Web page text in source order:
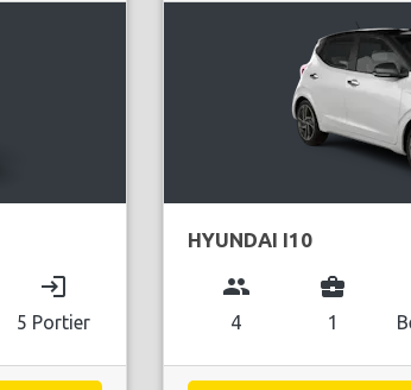
login
5 Portier
HYUNDAI I10
group
4
business_center
1